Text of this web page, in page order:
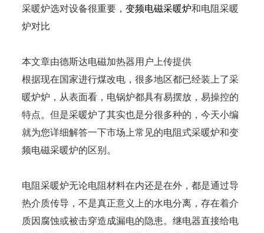
采暖炉选对设备很重要，变频电磁采暖炉和电阻采暖
炉对比
本文章由德斯达电磁加热器用户上传提供
根据现在国家进行煤改电，很多地区都已经装上了采
暖炉炉，从表面看，电锅炉都具有易摆放，易操控的
特点。但是采暖炉了其实也是分很多种的，今天小编
就为您详细解答一下市场上常见的电阻式采暖炉和变
频电磁采暖炉的区别。
电阻采暖炉无论电阻材料在内还是在外，都是通过导
热介质传导，不是真正意义上的水电分离，存在着介
质因腐蚀或被击穿造成漏电的隐患。继电器直接给电